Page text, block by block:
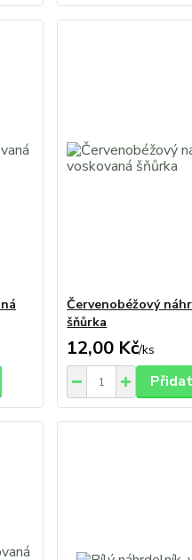
Červenobéžový
šňůrka
12,00 Kč/ks